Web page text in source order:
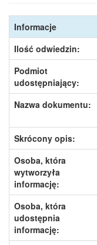
Informacje
Ilość odwiedzin:
Podmiot
udostępniający:
Nazwa dokumentu:
Skrócony opis:
Osoba, która
wytworzyła
informację:
Osoba, która
udostępnia
informację: